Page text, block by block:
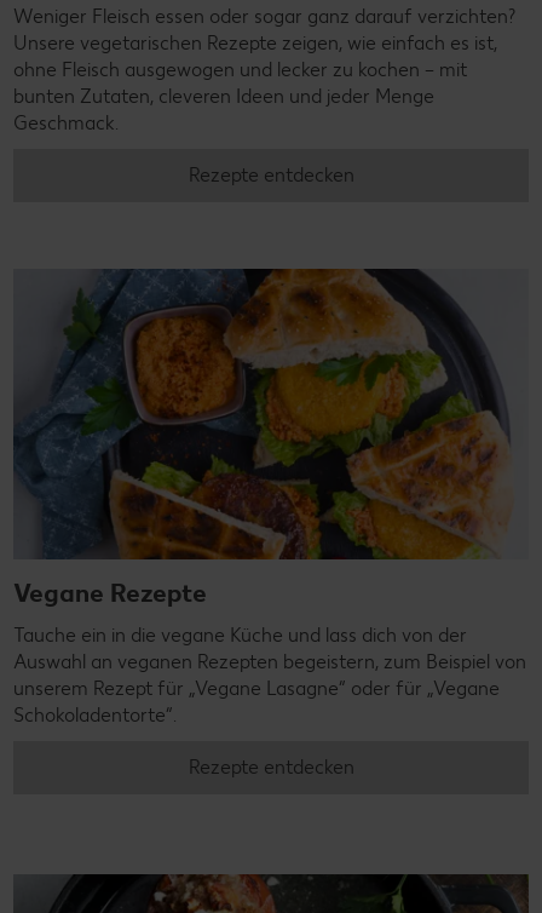
Weniger Fleisch essen oder sogar ganz darauf verzichten?
Unsere vegetarischen Rezepte zeigen, wie einfach es ist,
ohne Fleisch ausgewogen und lecker zu kochen – mit
bunten Zutaten, cleveren Ideen und jeder Menge
Geschmack.
Rezepte entdecken
Vegane Rezepte
Tauche ein in die vegane Küche und lass dich von der
Auswahl an veganen Rezepten begeistern, zum Beispiel von
unserem Rezept für „Vegane Lasagne“ oder für „Vegane
Schokoladentorte“.
Rezepte entdecken